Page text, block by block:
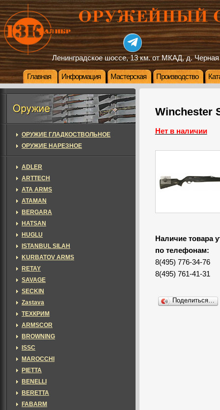
Ленинградское шоссе, 13 км. от МКАД, д. Черная
Главная Информация Мастерская Производство
Winchester
Нет в наличии
Наличие товара
по телефонам:
8(495) 776-34-76
8(495) 761-41-31
Поделиться…
ОРУЖИЕ ГЛАДКОСТВОЛЬНОЕ
ОРУЖИЕ НАРЕЗНОЕ
ADLER
ARTTECH
ATA ARMS
ATAMAN
BERGARA
HATSAN
HUGLU
ISTANBUL SILAH
KURBATOV ARMS
RETAY
SAVAGE
SECKIN
Zastava
ТЕХКРИМ
ARMSCOR
BROWNING
ISSC
MAROCCHI
PIETTA
BENELLI
BERETTA
FABARM